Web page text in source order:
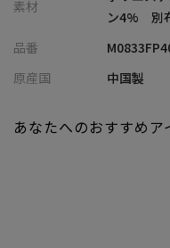
可能となっております。
【スタイリング】
休日の大人カジュアルやビ
同素材セットアップ対応ス
素材
ン4% 別
品番
原産国
中国製
あなたへのおすすめア